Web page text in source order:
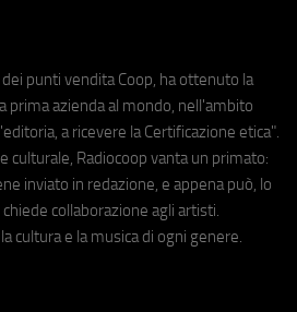
punti vendita Coop, ha ottenuto la
prima azienda al mondo, nell'ambito
a ricevere la Certificazione etica".
culturale, Radiocoop vanta un primato:
inviato in redazione, e appena può, lo
collaborazione agli artisti.
cultura e la musica di ogni genere.